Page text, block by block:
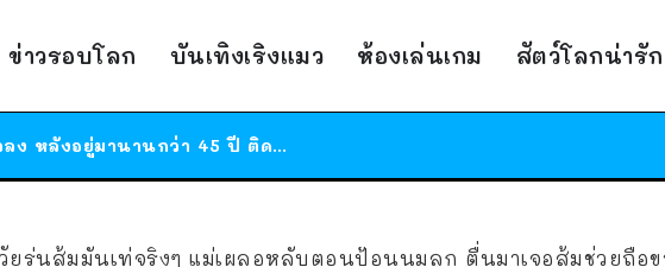
ข่าวรอบโลก บันเทิงเริงแมว ห้องเล่นเกม สัตว์โลกน่ารัก
ได้เวลาเด็กหนวดรวมตัว RF Online Next เปิดให้เล่นแล้ว เกม Sci-Fi MMORPG ระดับตำนาน เล่นได้ทั้งมือถือและ PC
สาวญี่ปุ่นโดนแมวตัวเองกัด ไม่ได้ไปหาหมอตั้งแต่เนิ่นๆ สุดท้ายขาบวม กลายเป็นโรคเนื้อเน่า เตือนทาสแมวทั้งหลายให้ระวัง
ยรุ่นส้มมันเท่จริงๆ แม่เผลอหลับตอนป้อนนมลูก ตื่นมาเจอส้มช่วยถือ